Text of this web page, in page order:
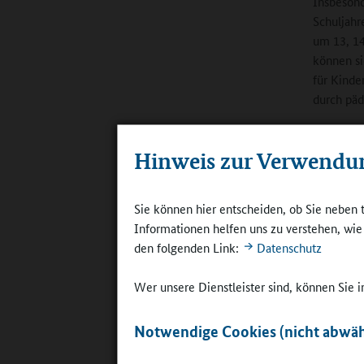
Hinweis zur
Sie können hier entscheiden, ob Sie
Informationen helfen uns zu verstehen,
den folgenden Link:
Datenschutz
Wer unsere Dienstleister sind, können Sie
Notwendige Cookies (nicht
um 13,
können
für
durch
Geschätzt
und den
den